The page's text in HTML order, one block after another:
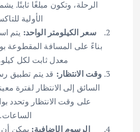
الرحلة، وتكون مبلغًا ثابتًا.
الأولية
سعر الكيلومتر الواحد: يتم
بناءً على المسافة المقطوعة
معدل ثابت لكل
وقت الانتظار: قد يتم تطبيق
السائق إلى الانتظار لفترة
على وقت الانتظار وتحدد
الساعات.
الرسوم الإضافية: يمكن